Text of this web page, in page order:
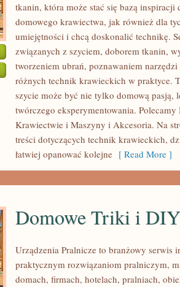
tkanin, która może stać się bazą
domowego krawiectwa, jak również dla
umiejętności i chcą doskonalić technikę.
związanych z szyciem, doborem tkanin,
tworzeniem ubrań, poznawaniem
różnych technik krawieckich w praktyce.
szycie może być nie tylko domową pasją,
twórczego eksperymentowania.
Krawiectwie i Maszyny i Akcesoria. Na
treści dotyczących technik krawieckich,
łatwiej opanować kolejne [ Read More ]
Domowe Triki i DIY
Urządzenia Pralnicze to branżowy serwis
praktycznym rozwiązaniom pralniczym,
domach, firmach, hotelach, pralniach,